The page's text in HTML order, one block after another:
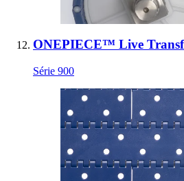
ONEPIECE™ Live
Série 900